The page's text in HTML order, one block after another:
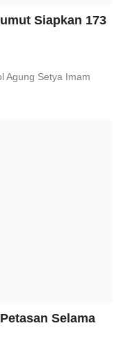
Siapkan 173
Agung Setya Imam
Selama